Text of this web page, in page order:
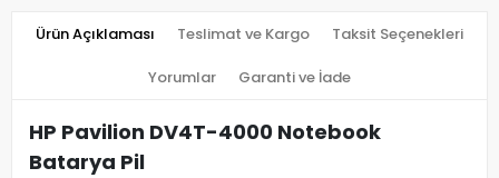
Ürün Açıklaması Teslimat ve Kargo Taksit Seçenekleri
Yorumlar Garanti ve İade
HP Pavilion DV4T-4000 Notebook
Batarya Pil